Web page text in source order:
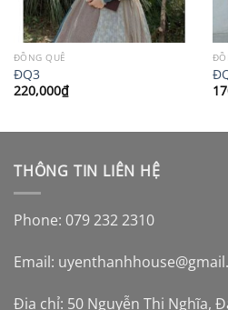
ĐỒNG QUÊ
ĐQ3
220,000₫
THÔNG TIN LIÊN HỆ
Phone: 079 232 2310
Email:
Địa chỉ: 50 Nguyễn Thị Nghĩa,